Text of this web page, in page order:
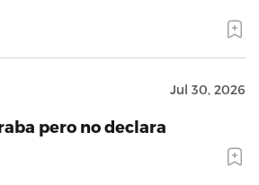
Jul 30, 2026
pero no declara